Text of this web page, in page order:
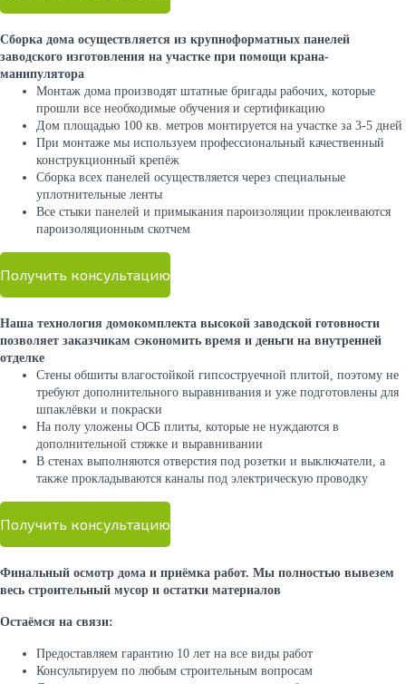
Сборка дома осуществляется из крупноформатных панелей
заводского изготовления на участке при помощи крана-
манипулятора
Монтаж дома производят штатные бригады рабочих, которые
прошли все необходимые обучения и сертификацию
Дом площадью 100 кв. метров монтируется на участке за 3-5 дней
При монтаже мы используем профессиональный качественный
конструкционный крепёж
Сборка всех панелей осуществляется через специальные
уплотнительные ленты
Все стыки панелей и примыкания пароизоляции проклеиваются
пароизоляционным скотчем
Получить консультацию
Наша технология домокомплекта высокой заводской готовности
позволяет заказчикам сэкономить время и деньги на внутренней
отделке
Стены обшиты влагостойкой гипсоструечной плитой, поэтому не
требуют дополнительного выравнивания и уже подготовлены для
шпаклёвки и покраски
На полу уложены ОСБ плиты, которые не нуждаются в
дополнительной стяжке и выравнивании
В стенах выполняются отверстия под розетки и выключатели, а
также прокладываются каналы под электрическую проводку
Получить консультацию
Финальный осмотр дома и приёмка работ. Мы полностью вывезем
весь строительный мусор и остатки материалов
Остаёмся на связи:
Предоставляем гарантию 10 лет на все виды работ
Консультируем по любым строительным вопросам